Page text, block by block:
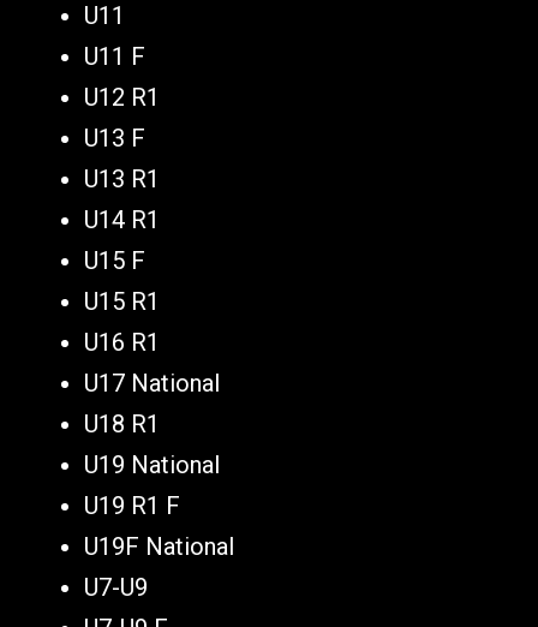
U11
U11 F
U12 R1
U13 F
U13 R1
U14 R1
U15 F
U15 R1
U16 R1
U17 National
U18 R1
U19 National
U19 R1 F
U19F National
U7-U9